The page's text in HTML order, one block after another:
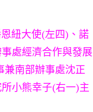
紐大使(左四)、諾
處經濟合作與發展
兼南部辦事處沈正
小熊幸子(右一)主